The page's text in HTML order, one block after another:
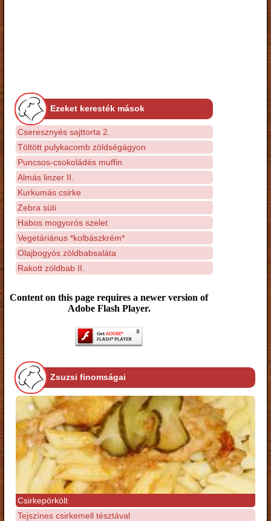
Ezeket keresték mások
Cseresznyés sajttorta 2.
Töltött pulykacomb zöldségágyon
Puncsos-csokoládés muffin
Almás linzer II.
Kurkumás csirke
Zebra süti
Habos mogyorós szelet
Vegetáriánus *kolbászkrém*
Olajbogyós zöldbabsaláta
Rakott zöldbab II.
Content on this page requires a newer version of
Adobe Flash Player.
Zsuzsi finomságai
Csirkepörkölt
Tejszínes csirkemell tésztával